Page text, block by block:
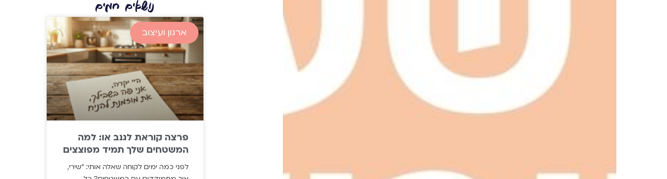
נושאים חמים
ארגון ועיצוב
פרצה קוראת לגנב או: למה
המשטחים שלך תמיד מפוצצים
לפני כמה ימים לקוחה שאלה אותי: "שירי,